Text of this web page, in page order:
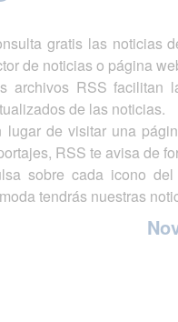
gratis las noticias
de noticias o página
archivos RSS facilitan
de las noticias.
lugar de visitar una
RSS te avisa de
sobre cada icono
tendrás nuestras